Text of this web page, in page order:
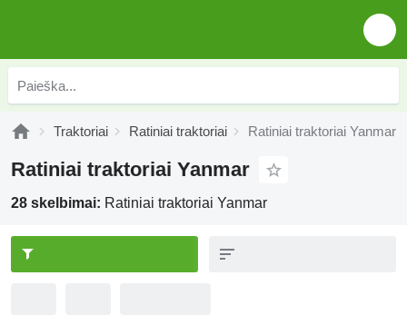
Traktoriai Ratiniai traktoriai Ratiniai traktoriai Yanmar
Ratiniai traktoriai Yanmar
28 skelbimai: Ratiniai traktoriai Yanmar